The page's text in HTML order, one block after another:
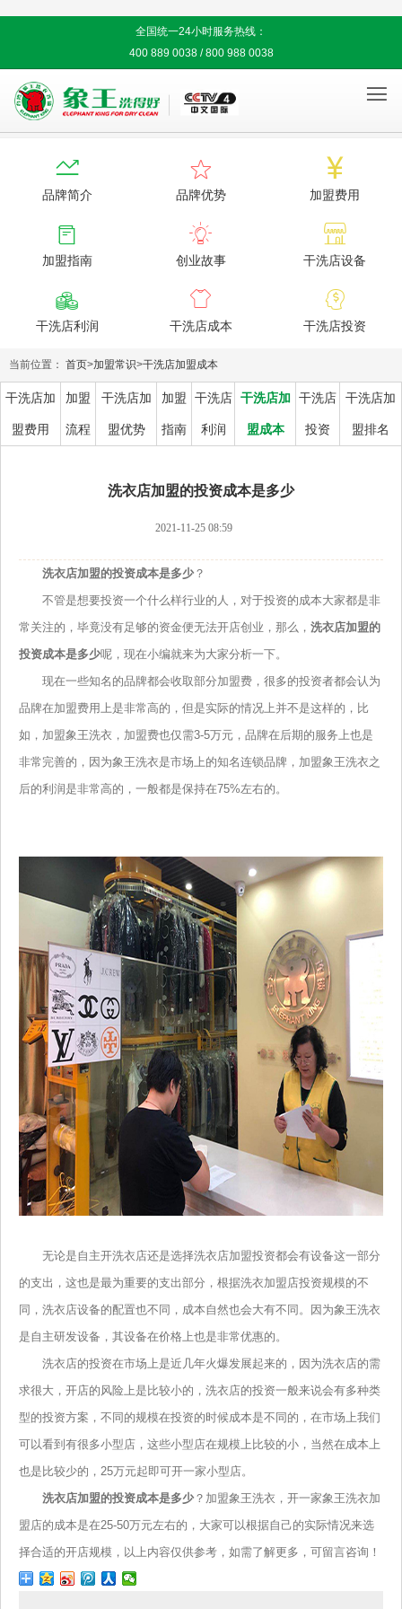
全国统一24小时服务热线：
400 889 0038 / 800 988 0038


品牌简介

品牌优势

加盟费用

加盟指南

创业故事

干洗店设备

干洗店利润

干洗店成本

干洗店投资
当前位置： 首页>加盟常识>干洗店加盟成本
干洗店加
盟费用
加盟
流程
干洗店加
盟优势
加盟
指南
干洗店
利润
干洗店加
盟成本
干洗店
投资
干洗店加
盟排名
洗衣店加盟的投资成本是多少
2021-11-25 08:59
洗衣店加盟的投资成本是多少 ？
不管是想要投资一个什么样行业的人，对于投资的成本大家都是非
常关注的，毕竟没有足够的资金便无法开店创业，那么， 洗衣店加盟的
投资成本是多少呢，现在小编就来为大家分析一下。
现在一些知名的品牌都会收取部分加盟费，很多的投资者都会认为
品牌在加盟费用上是非常高的，但是实际的情况上并不是这样的，比
如，加盟象王洗衣，加盟费也仅需3-5万元，品牌在后期的服务上也是
非常完善的，因为象王洗衣是市场上的知名连锁品牌，加盟象王洗衣之
后的利润是非常高的，一般都是保持在75%左右的。
无论是自主开洗衣店还是选择洗衣店加盟投资都会有设备这一部分
的支出，这也是最为重要的支出部分，根据洗衣加盟店投资规模的不
同，洗衣店设备的配置也不同，成本自然也会大有不同。因为象王洗衣
是自主研发设备，其设备在价格上也是非常优惠的。
洗衣店的投资在市场上是近几年火爆发展起来的，因为洗衣店的需
求很大，开店的风险上是比较小的，洗衣店的投资一般来说会有多种类
型的投资方案，不同的规模在投资的时候成本是不同的，在市场上我们
可以看到有很多小型店，这些小型店在规模上比较的小，当然在成本上
也是比较少的，25万元起即可开一家小型店。
洗衣店加盟的投资成本是多少 ？加盟象王洗衣，开一家象王洗衣加
盟店的成本是在25-50万元左右的，大家可以根据自己的实际情况来选
择合适的开店规模，以上内容仅供参考，如需了解更多，可留言咨询！